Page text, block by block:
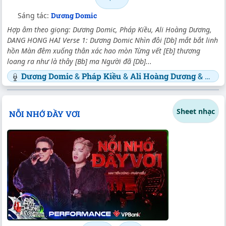
Sáng tác: Dương Domic
Hợp âm theo giọng: Dương Domic, Pháp Kiều, Ali Hoàng Dương,
DANG HONG HAI Verse 1: Dương Domic Nhìn đôi [Db] mắt bắt linh
hồn Màn đêm xuống thân xác hao mòn Từng vết [Eb] thương
loang ra như là thây [Bb] ma Người đã [Db]...
Dương Domic&Pháp Kiều&Ali Hoàng Dương&
NỖI NHỚ ĐẦY VƠI Sheet nhạc